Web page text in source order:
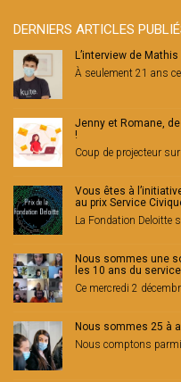
DERNIERS ARTICLES
L’interview de
À seulement 21 ans
Jenny et Romane,
!
Coup de projecteur
Vous êtes à
au prix Service
La Fondation Deloitte
Nous sommes une
les 10 ans du
Ce mercredi 2
Nous sommes 25 à
Nous comptons